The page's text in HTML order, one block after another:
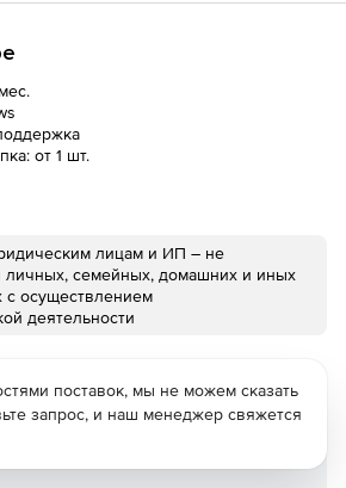
от 1 шт.
лицам и ИП – не
личных, семейных, домашних и иных
с осуществлением
деятельности
поставок, мы не можем сказать
запрос, и наш менеджер свяжется